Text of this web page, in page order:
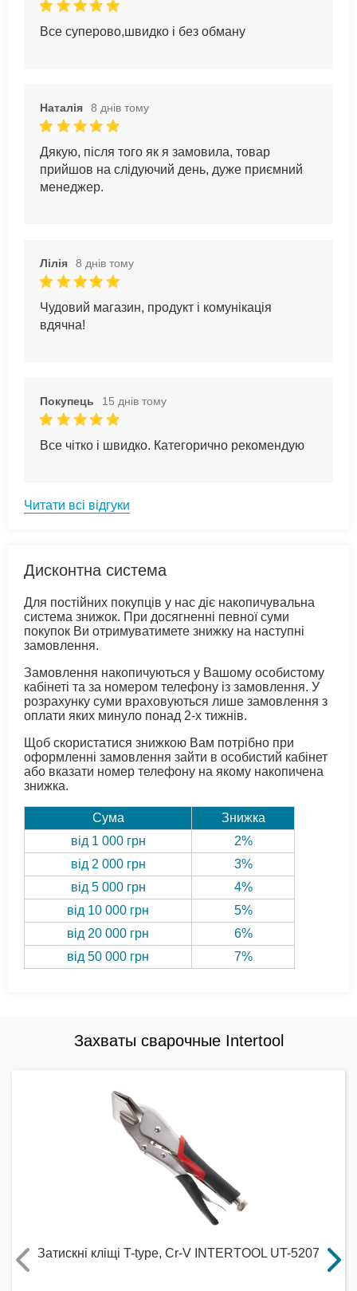
Все суперово,швидко і без обману
Наталія 8 днів тому
Дякую, після того як я замовила, товар
прийшов на слідуючий день, дуже приємний
менеджер.
Лілія 8 днів тому
Чудовий магазин, продукт і комунікація
вдячна!
Покупець 15 днів тому
Все чітко і швидко. Категорично рекомендую
Читати всі відгуки
Дисконтна система
Для постійних покупців у нас діє накопичувальна
система знижок. При досягненні певної суми
покупок Ви отримуватимете знижку на наступні
замовлення.
Замовлення накопичуються у Вашому особистому
кабінеті та за номером телефону із замовлення. У
розрахунку суми враховуються лише замовлення з
оплати яких минуло понад 2-х тижнів.
Щоб скористатися знижкою Вам потрібно при
оформленні замовлення зайти в особистий кабінет
або вказати номер телефону на якому накопичена
знижка.
Сума
Знижка
від 1 000 грн
2%
від 2 000 грн
3%
від 5 000 грн
4%
від 10 000 грн
5%
від 20 000 грн
6%
від 50 000 грн
7%
Захваты сварочные Intertool
Затискні кліщі T-type, Cr-V INTERTOOL UT-5207